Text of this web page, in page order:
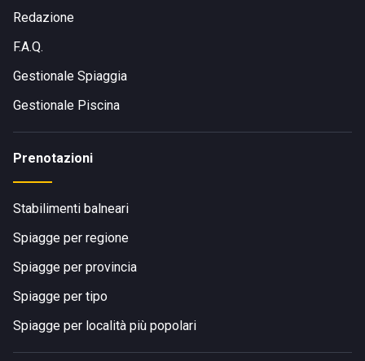
Redazione
F.A.Q.
Gestionale Spiaggia
Gestionale Piscina
Prenotazioni
Stabilimenti balneari
Spiagge per regione
Spiagge per provincia
Spiagge per tipo
Spiagge per località più popolari